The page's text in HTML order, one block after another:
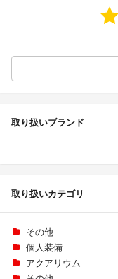
取り扱いブランド
取り扱いカテゴリ
その他
個人装備
アクアリウム